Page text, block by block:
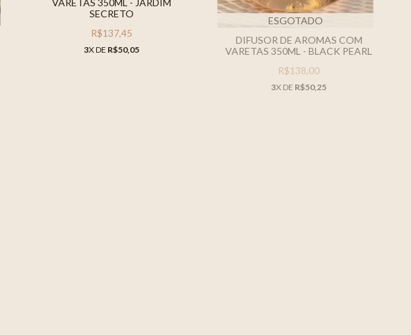
VARETAS 350ML - JARDIM
SECRETO
R$137,45
3X DE R$50,05
ESGOTADO
DIFUSOR DE AROMAS COM
VARETAS 350ML - BLACK PEARL
R$138,00
3X DE R$50,25